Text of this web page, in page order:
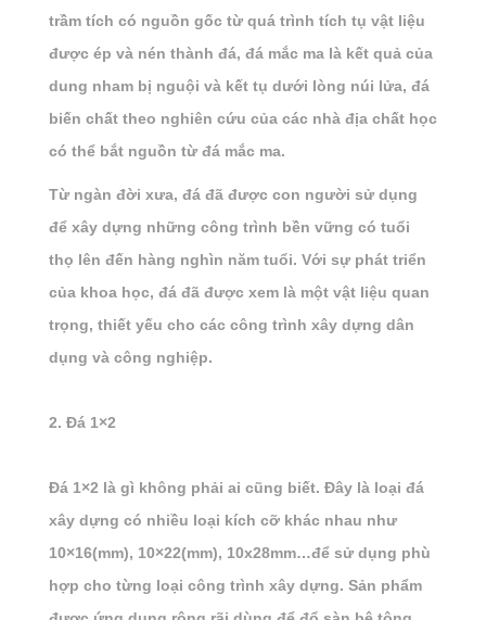
trầm tích có nguồn gốc từ quá trình tích tụ vật liệu
được ép và nén thành đá, đá mắc ma là kết quả của
dung nham bị nguội và kết tụ dưới lòng núi lửa, đá
biến chất theo nghiên cứu của các nhà địa chất học
có thể bắt nguồn từ đá mắc ma.
Từ ngàn đời xưa, đá đã được con người sử dụng
để xây dựng những công trình bền vững có tuổi
thọ lên đến hàng nghìn năm tuổi. Với sự phát triển
của khoa học, đá đã được xem là một vật liệu quan
trọng, thiết yếu cho các công trình xây dựng dân
dụng và công nghiệp.
2. Đá 1×2
Đá 1×2 là gì không phải ai cũng biết. Đây là loại đá
xây dựng có nhiều loại kích cỡ khác nhau như
10×16(mm), 10×22(mm), 10x28mm…để sử dụng phù
hợp cho từng loại công trình xây dựng. Sản phẩm